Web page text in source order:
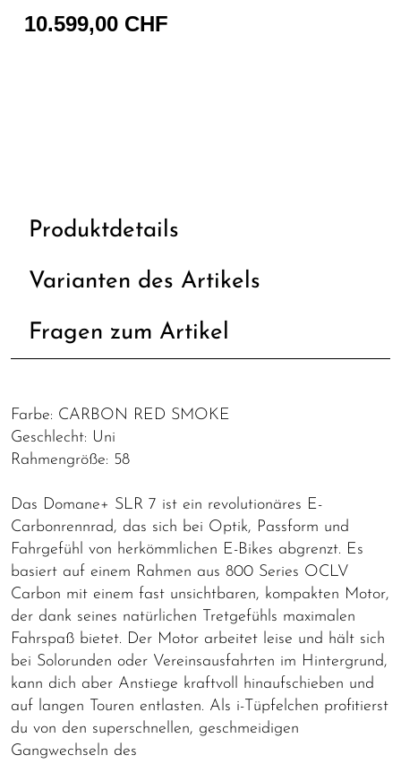
10.599,00 CHF
Produktdetails
Varianten des Artikels
Fragen zum Artikel
Farbe: CARBON RED SMOKE
Geschlecht: Uni
Rahmengröße: 58
Das Domane+ SLR 7 ist ein revolutionäres E-
Carbonrennrad, das sich bei Optik, Passform und
Fahrgefühl von herkömmlichen E-Bikes abgrenzt. Es
basiert auf einem Rahmen aus 800 Series OCLV
Carbon mit einem fast unsichtbaren, kompakten Motor,
der dank seines natürlichen Tretgefühls maximalen
Fahrspaß bietet. Der Motor arbeitet leise und hält sich
bei Solorunden oder Vereinsausfahrten im Hintergrund,
kann dich aber Anstiege kraftvoll hinaufschieben und
auf langen Touren entlasten. Als i-Tüpfelchen profitierst
du von den superschnellen, geschmeidigen
Gangwechseln des